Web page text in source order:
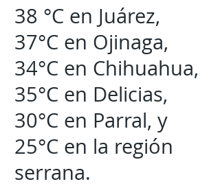
38 °C en Juárez,
37°C en Ojinaga,
34°C en Chihuahua,
35°C en Delicias,
30°C en Parral, y
25°C en la región
serrana.